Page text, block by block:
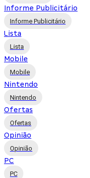
Informe Publicitário
Informe Publicitário
Lista
Lista
Mobile
Mobile
Nintendo
Nintendo
Ofertas
Ofertas
Opinião
Opinião
PC
PC